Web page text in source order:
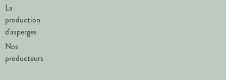
La
production
d'asperges
Nos
producteurs